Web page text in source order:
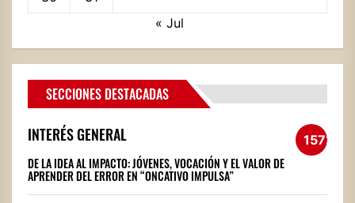
« Jul
SECCIONES DESTACADAS
INTERÉS GENERAL 1572
DE LA IDEA AL IMPACTO: JÓVENES, VOCACIÓN Y EL VALOR DE
APRENDER DEL ERROR EN “ONCATIVO IMPULSA”